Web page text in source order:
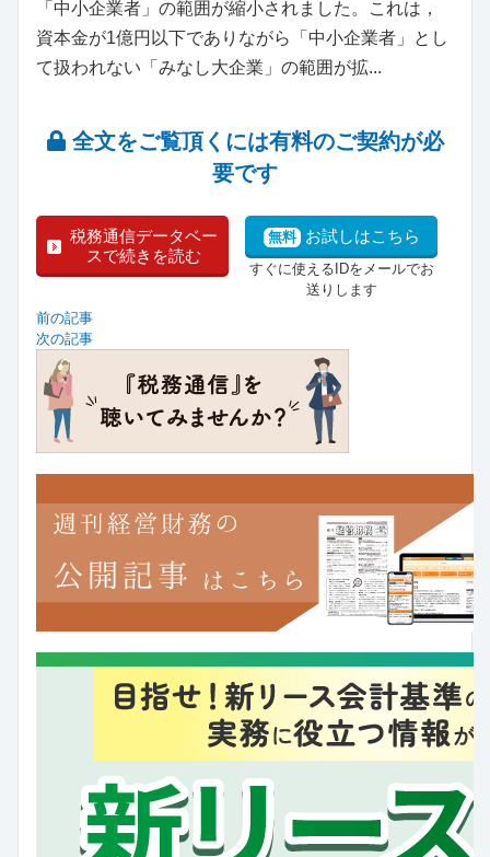
「中小企業者」の範囲が縮小されました。これは，
資本金が1億円以下でありながら「中小企業者」とし
て扱われない「みなし大企業」の範囲が拡...
全文をご覧頂くには有料のご契約が必
要です
税務通信データベー
スで続きを読む
無料 お試しはこちら
すぐに使えるIDをメールでお
送りします
前の記事
次の記事